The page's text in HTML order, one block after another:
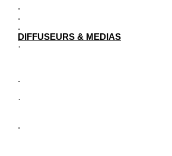
.
.
.
DIFFUSEURS & MEDIAS
·
.
·
.